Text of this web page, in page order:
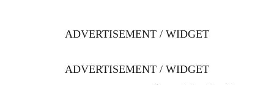
ADVERTISEMENT / WIDGET
ADVERTISEMENT / WIDGET